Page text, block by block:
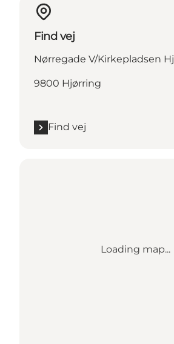
Find vej
Nørregade V/Kirkepladsen Hj
9800 Hjørring
Find vej
Loading map...